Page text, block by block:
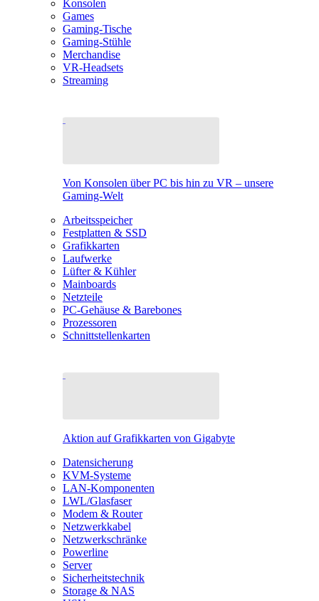
Konsolen
Games
Gaming-Tische
Gaming-Stühle
Merchandise
VR-Headsets
Streaming
Von Konsolen über PC bis hin zu VR – unsere
Gaming-Welt
Arbeitsspeicher
Festplatten & SSD
Grafikkarten
Laufwerke
Lüfter & Kühler
Mainboards
Netzteile
PC-Gehäuse & Barebones
Prozessoren
Schnittstellenkarten
Aktion auf Grafikkarten von Gigabyte
Datensicherung
KVM-Systeme
LAN-Komponenten
LWL/Glasfaser
Modem & Router
Netzwerkkabel
Netzwerkschränke
Powerline
Server
Sicherheitstechnik
Storage & NAS